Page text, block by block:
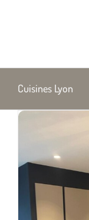
Cuisines Lyon